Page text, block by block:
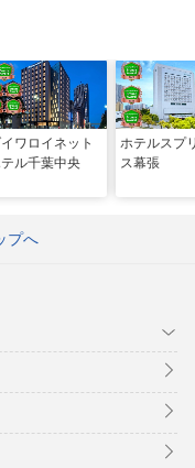
ワロイネット
ル千葉中央
ホテルスプ
ス幕張
プへ